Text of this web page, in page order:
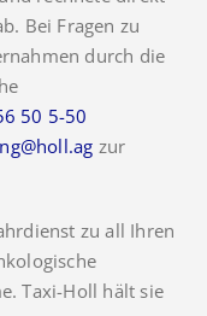
Bei Fragen zu
durch die
50 5-50
zur
zu all Ihren
Taxi-Holl hält sie